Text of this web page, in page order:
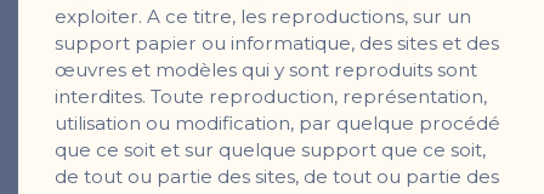
exploiter. A ce titre, les reproductions, sur un
support papier ou informatique, des sites et des
œuvres et modèles qui y sont reproduits sont
interdites. Toute reproduction, représentation,
utilisation ou modification, par quelque procédé
que ce soit et sur quelque support que ce soit,
de tout ou partie des sites, de tout ou partie des